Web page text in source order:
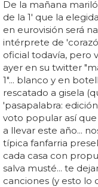
De la mañana
de la 1' que la
en eurovisión será
intérprete de
oficial todavía, pero
ayer en su twitter
1"... blanco y en
rescatado a gisela
'pasapalabra:
voto popular así
a llevar este año...
típica fanfarria
cada casa con
salva musté... te
canciones (y esto lo